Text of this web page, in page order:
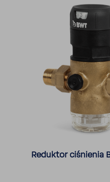
Reduktor ciśnienia